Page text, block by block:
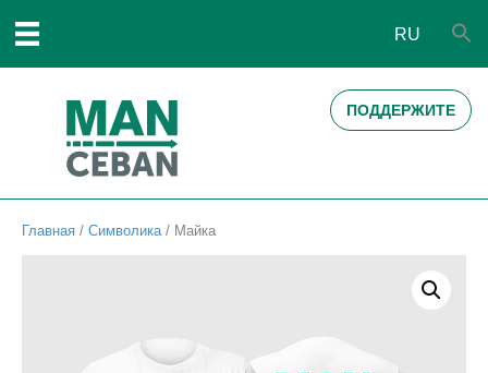
RU
ПОДДЕРЖИТЕ
Главная / Символика/ Майка